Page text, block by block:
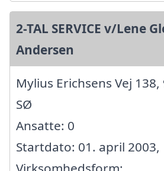
2-TAL SERVICE v/Lene
Andersen
Mylius Erichsens Vej
SØ
Ansatte: 0
Startdato: 01. april 2003,